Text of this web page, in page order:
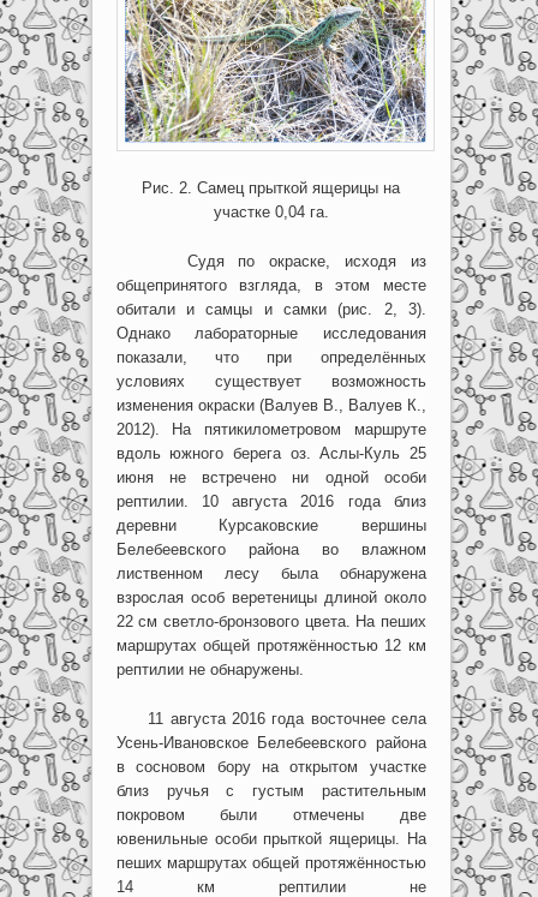
Рис. 2. Самец прыткой ящерицы на
участке 0,04 га.
Судя по окраске, исходя из
общепринятого взгляда, в этом месте
обитали и самцы и самки (рис. 2, 3).
Однако лабораторные исследования
показали, что при определённых
условиях существует возможность
изменения окраски (Валуев В., Валуев К.,
2012). На пятикилометровом маршруте
вдоль южного берега оз. Аслы-Куль 25
июня не встречено ни одной особи
рептилии. 10 августа 2016 года близ
деревни Курсаковские вершины
Белебеевского района во влажном
лиственном лесу была обнаружена
взрослая особ веретеницы длиной около
22 см светло-бронзового цвета. На пеших
маршрутах общей протяжённостью 12 км
рептилии не обнаружены.
11 августа 2016 года восточнее села
Усень-Ивановское Белебеевского района
в сосновом бору на открытом участке
близ ручья с густым растительным
покровом были отмечены две
ювенильные особи прыткой ящерицы. На
пеших маршрутах общей протяжённостью
14 км рептилии не